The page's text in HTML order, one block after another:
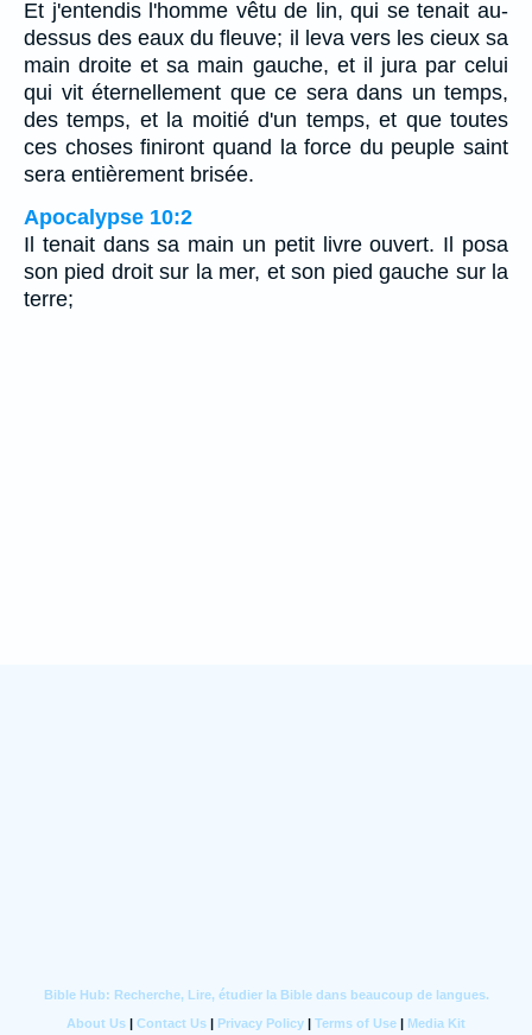
Et j'entendis l'homme vêtu de lin, qui se tenait au-
dessus des eaux du fleuve; il leva vers les cieux sa
main droite et sa main gauche, et il jura par celui
qui vit éternellement que ce sera dans un temps,
des temps, et la moitié d'un temps, et que toutes
ces choses finiront quand la force du peuple saint
sera entièrement brisée.
Apocalypse 10:2
Il tenait dans sa main un petit livre ouvert. Il posa
son pied droit sur la mer, et son pied gauche sur la
terre;